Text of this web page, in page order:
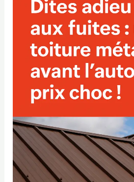
fuites
toiture
avant
l’automne
prix